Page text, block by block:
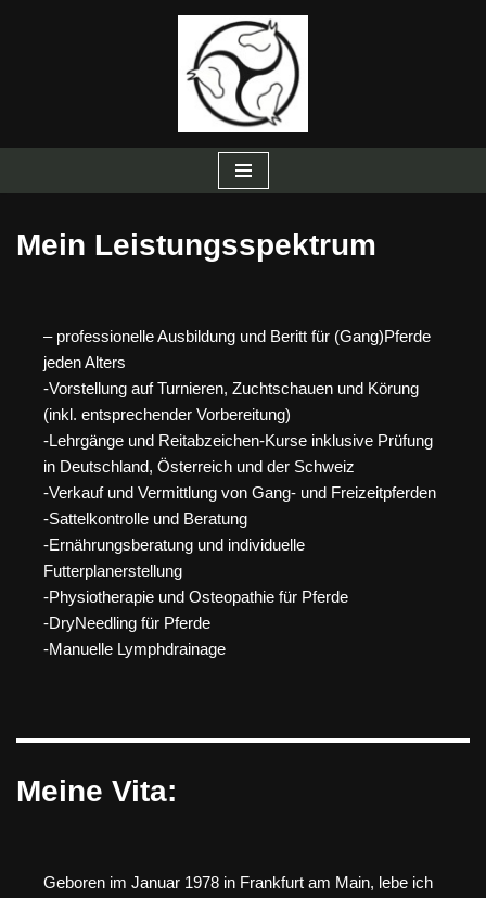
Mein Leistungsspektrum
– professionelle Ausbildung und Beritt für (Gang)Pferde
jeden Alters
-Vorstellung auf Turnieren, Zuchtschauen und Körung
(inkl. entsprechender Vorbereitung)
-Lehrgänge und Reitabzeichen-Kurse inklusive Prüfung
in Deutschland, Österreich und der Schweiz
-Verkauf und Vermittlung von Gang- und Freizeitpferden
-Sattelkontrolle und Beratung
-Ernährungsberatung und individuelle
Futterplanerstellung
-Physiotherapie und Osteopathie für Pferde
-DryNeedling für Pferde
-Manuelle Lymphdrainage
Meine Vita:
Geboren im Januar 1978 in Frankfurt am Main, lebe ich